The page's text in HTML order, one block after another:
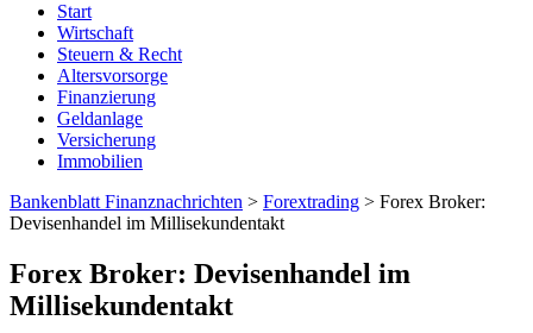
Start
Wirtschaft
Steuern & Recht
Altersvorsorge
Finanzierung
Geldanlage
Versicherung
Immobilien
Bankenblatt Finanznachrichten > Forextrading > Forex Broker:
Devisenhandel im Millisekundentakt
Forex Broker: Devisenhandel im
Millisekundentakt